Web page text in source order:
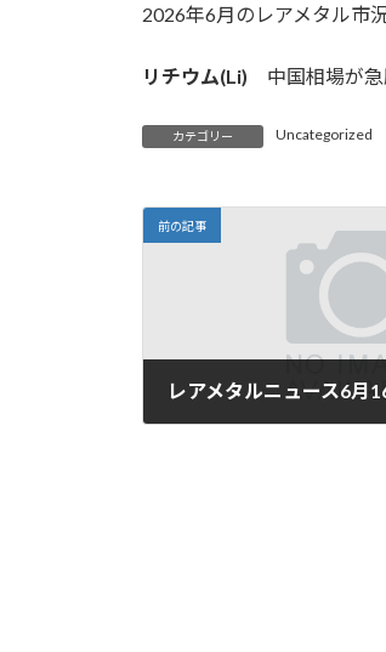
2026年6月のレアメタル市
リチウム(Li) 中国相場が急
カテゴリー Uncategorized
前の記事
レアメタルニュース6